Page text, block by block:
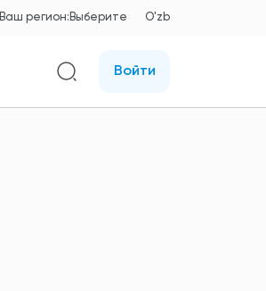
Ваш регион: Выберите O'zb
Войти